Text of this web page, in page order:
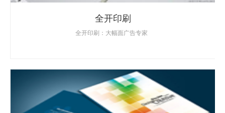
全开印刷
全开印刷：大幅面广告专家